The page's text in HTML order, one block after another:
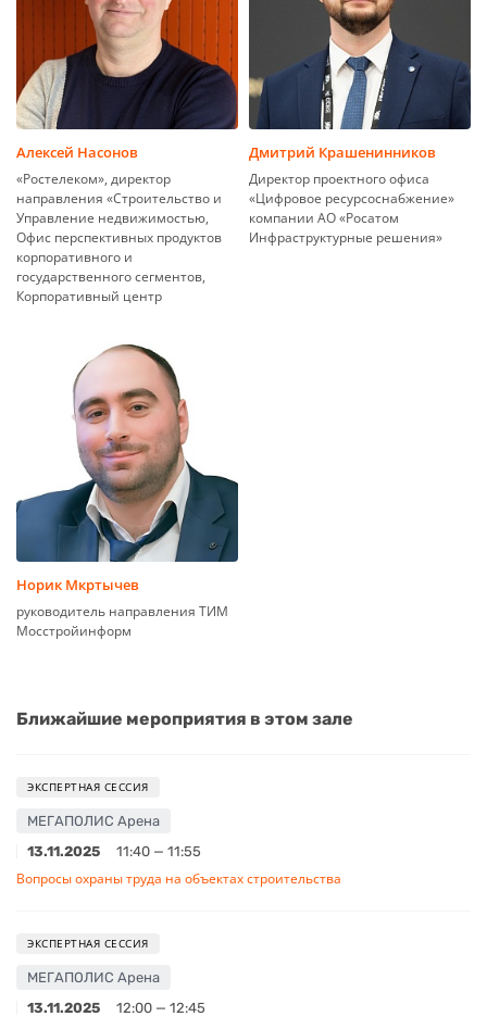
Алексей Насонов
«Ростелеком», директор
направления «Строительство и
Управление недвижимостью,
Офис перспективных продуктов
корпоративного и
государственного сегментов,
Корпоративный центр
Дмитрий Крашенинников
Директор проектного офиса
«Цифровое ресурсоснабжение»
компании АО «Росатом
Инфраструктурные решения»
Норик Мкртычев
руководитель направления ТИМ
Мосстройинформ
Ближайшие мероприятия в этом зале
ЭКСПЕРТНАЯ СЕССИЯ
МЕГАПОЛИС Арена
13.11.2025
11:40 — 11:55
Вопросы охраны труда на объектах строительства
ЭКСПЕРТНАЯ СЕССИЯ
МЕГАПОЛИС Арена
13.11.2025
12:00 — 12:45